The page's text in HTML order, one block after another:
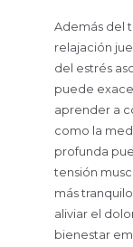
Además del
relajación
del estrés
puede
aprender a
como la
profunda
tensión
más
aliviar el
bienestar